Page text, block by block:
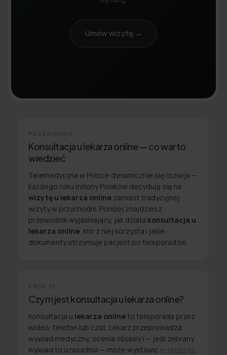
Umów wizytę →
PRZEWODNIK
Konsultacja u lekarza online — co warto
wiedzieć
Telemedycyna w Polsce dynamicznie się rozwija —
każdego roku miliony Polaków decydują się na
wizytę u lekarza online zamiast tradycyjnej
wizyty w przychodni. Poniżej znajdziesz
przewodnik wyjaśniający, jak działa konsultacja u
lekarza online , kto z niej korzysta i jakie
dokumenty otrzymuje pacjent po teleporadzie.
KROK 01
Czym jest konsultacja u lekarza online?
Konsultacja u lekarza onlineto teleporada przez
wideo, telefon lub czat. Lekarz przeprowadza
wywiad medyczny, ocenia objawy i — jeśli zebrany
wywiad to uzasadnia — może wystawić e-receptę